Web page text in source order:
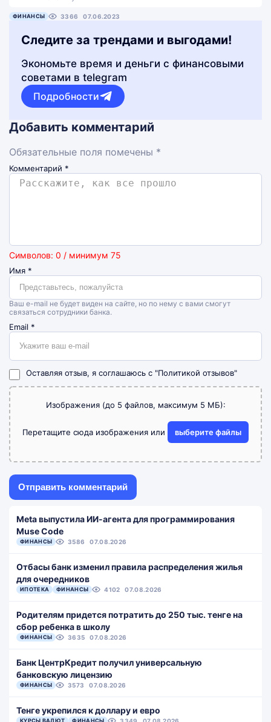
ФИНАНСЫ 3366 07.06.2023
Следите за трендами и выгодами!
Экономьте время и деньги с финансовыми
советами в telegram
Подробности
Добавить комментарий
Обязательные поля помечены *
Комментарий *
Символов: 0 / минимум 75
Имя *
Ваш e-mail не будет виден на сайте, но по нему с вами смогут
связаться сотрудники банка.
Email *
Оставляя отзыв, я соглашаюсь с "Политикой отзывов"
Изображения (до 5 файлов, максимум 5 МБ):
Перетащите сюда изображения или выберите файлы
Meta выпустила ИИ-агента для программирования
Muse Code
ФИНАНСЫ 3586 07.08.2026
Отбасы банк изменил правила распределения жилья
для очередников
ИПОТЕКА ФИНАНСЫ 4102 07.08.2026
Родителям придется потратить до 250 тыс. тенге на
сбор ребенка в школу
ФИНАНСЫ 3635 07.08.2026
Банк ЦентрКредит получил универсальную
банковскую лицензию
ФИНАНСЫ 3573 07.08.2026
Тенге укрепился к доллару и евро
КУРСЫ ВАЛЮТ ФИНАНСЫ